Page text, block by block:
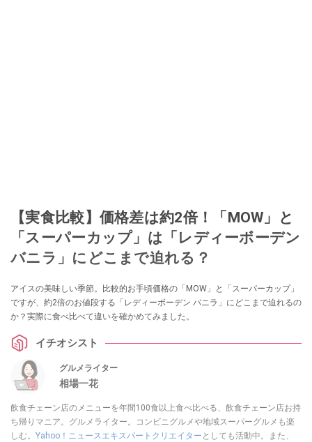
【実食比較】価格差は約2倍！「MOW」と
「スーパーカップ」は「レディーボーデン
バニラ」にどこまで迫れる？
アイスの美味しい季節。比較的お手頃価格の「MOW」と「スーパーカップ」
ですが、約2倍のお値段する「レディーボーデン バニラ」にどこまで迫れるの
か？実際に食べ比べて違いを確かめてみました。
イチオシスト
グルメライター
相場一花
飲食チェーン店のメニューを年間100食以上食べ比べる、飲食チェーン店お持
ち帰りマニア。グルメライター。コンビニグルメや地域スーパーグルメも楽
しむ。 Yahoo！ニュースエキスパートクリエイター としても活動中。また、